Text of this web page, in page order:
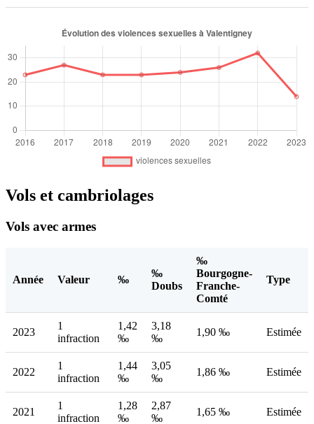
Vols et cambriolages
Vols avec armes
Année Valeur ‰
‰
Doubs
‰
Bourgogne-
Franche-
Comté
Type
2023
1
infraction
1,42
‰
3,18
‰
1,90 ‰ Estimée
2022
1
infraction
1,44
‰
3,05
‰
1,86 ‰ Estimée
2021
1
infraction
1,28
‰
2,87
‰
1,65 ‰ Estimée